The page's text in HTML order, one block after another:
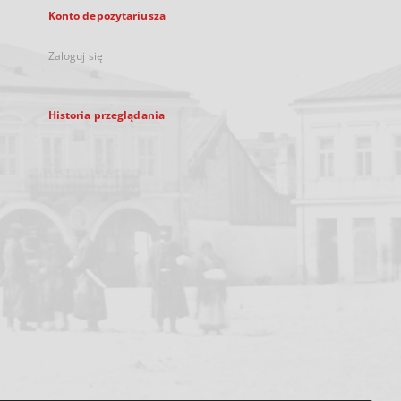
Konto depozytariusza
Zaloguj się
Historia przeglądania